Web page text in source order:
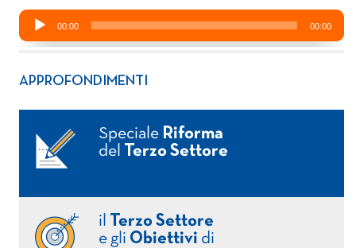
APPROFONDIMENTI
Speciale Riforma
del
Terzo Settore
il
Terzo Settore
e gli Obiettivi di